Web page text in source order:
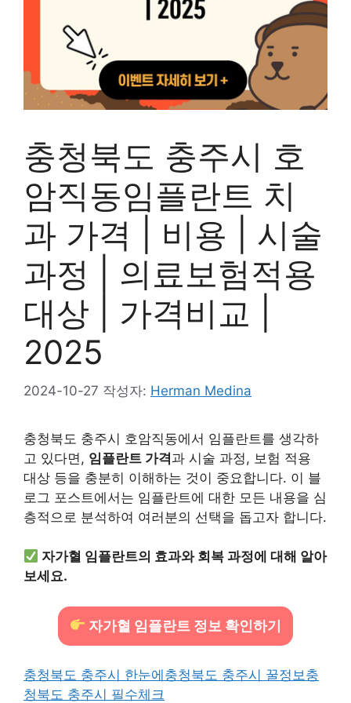
충청북도 충주시 호
암직동임플란트 치
과 가격 | 비용 | 시술
과정 | 의료보험적용
대상 | 가격비교 |
2025
2024-10-27 작성자: Herman Medina
충청북도 충주시 호암직동에서 임플란트를 생각하
고 있다면, 임플란트 가격과 시술 과정, 보험 적용
대상 등을 충분히 이해하는 것이 중요합니다. 이 블
로그 포스트에서는 임플란트에 대한 모든 내용을 심
층적으로 분석하여 여러분의 선택을 돕고자 합니다.
자가혈 임플란트의 효과와 회복 과정에 대해 알아
보세요.
자가혈 임플란트 정보 확인하기
충청북도 충주시 한눈에 충청북도 충주시 꿀정보충
청북도 충주시 필수체크